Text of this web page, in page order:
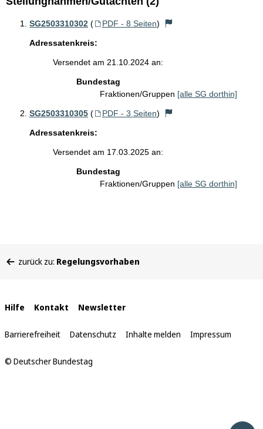
SG2503310302 ( PDF - 8 Seiten)
Adressatenkreis:
Versendet am 21.10.2024 an:
Bundestag
Fraktionen/Gruppen [alle SG dorthin]
SG2503310305 ( PDF - 3 Seiten)
Adressatenkreis:
Versendet am 17.03.2025 an:
Bundestag
Fraktionen/Gruppen [alle SG dorthin]
befinden
zurück zu: Regelungsvorhaben
Interne
Links
Hilfe Kontakt Newsletter
Barrierefreiheit Datenschutz Inhalte melden Impressum
© Deutscher Bundestag